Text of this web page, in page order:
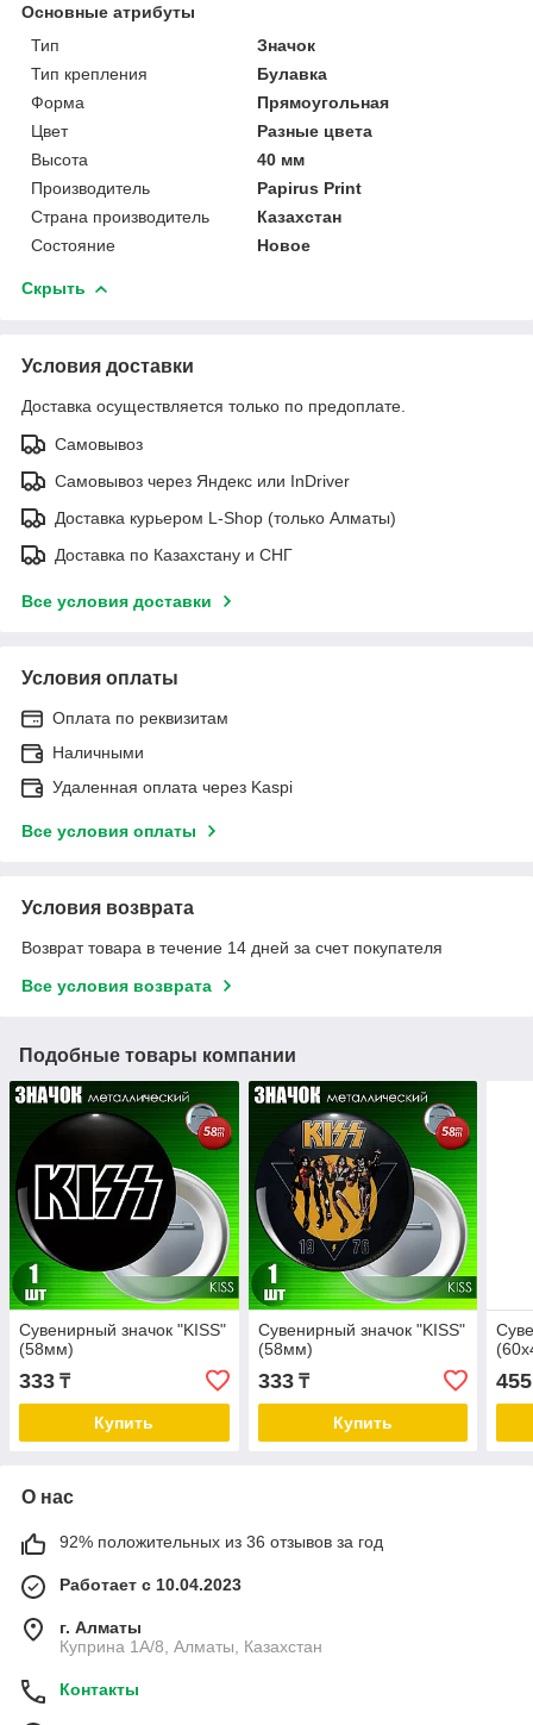
Основные атрибуты
Тип
Значок
Тип крепления
Булавка
Форма
Прямоугольная
Цвет
Разные цвета
Высота
40 мм
Производитель
Papirus Print
Страна производитель
Казахстан
Состояние
Новое
Скрыть
Условия доставки
Доставка осуществляется только по предоплате.
Самовывоз
Самовывоз через Яндекс или InDriver
Доставка курьером L-Shop (только Алматы)
Доставка по Казахстану и СНГ
Все условия доставки
Условия оплаты
Оплата по реквизитам
Наличными
Удаленная оплата через Kaspi
Все условия оплаты
Условия возврата
Возврат товара в течение 14 дней за счет покупателя
Все условия возврата
Подобные товары компании
Сувенирный значок "KISS"
(58мм)
333 ₸
Купить
Сувенирный значок "KISS"
(58мм)
333₸
Купить
455
О нас
92% положительных из 36 отзывов за год
Работает с 10.04.2023
г. Алматы
Куприна 1A/8, Алматы, Казахстан
Контакты